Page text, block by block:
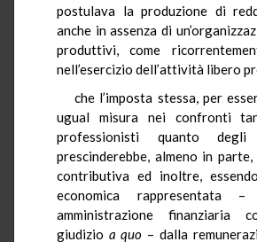
postulava la produzione di
anche in assenza di
produttivi, come
nell’esercizio dell’attività libero
che l’imposta stessa, per
ugual misura nei confronti
professionisti quanto degli
prescinderebbe, almeno in
contributiva ed inoltre,
economica rappresentata
amministrazione finanziaria
giudizio a quo – dalla